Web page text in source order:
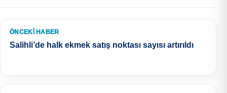
ÖNCEKI HABER
Salihli’de halk ekmek satış noktası sayısı artırıldı